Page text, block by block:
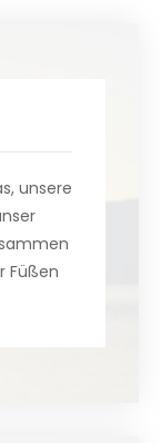
unsere
Füßen